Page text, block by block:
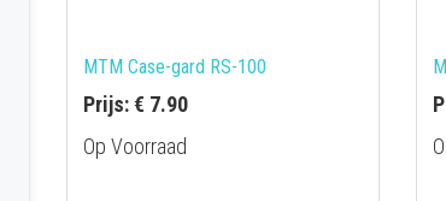
MTM Case-gard RS-100
Prijs: € 7.90
Op Voorraad